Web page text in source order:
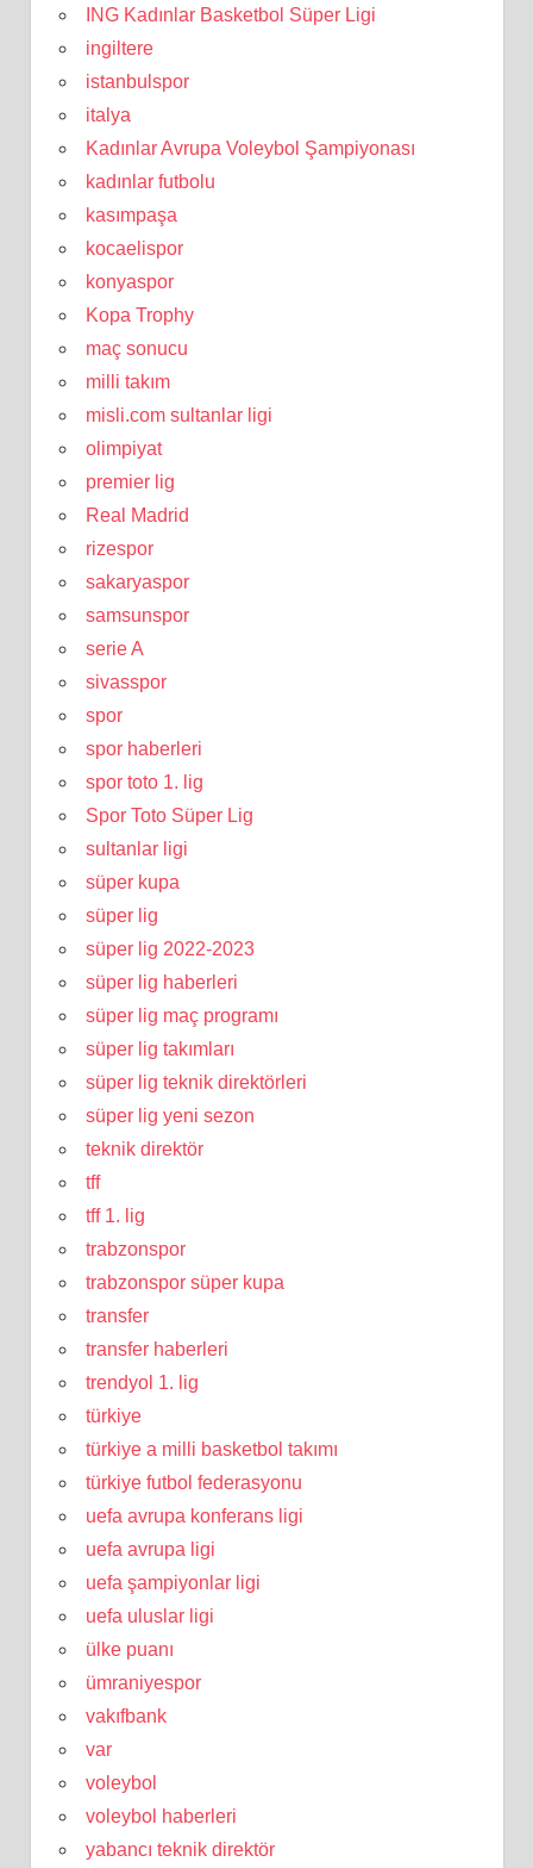
ING Kadınlar Basketbol Süper Ligi
ingiltere
istanbulspor
italya
Kadınlar Avrupa Voleybol Şampiyonası
kadınlar futbolu
kasımpaşa
kocaelispor
konyaspor
Kopa Trophy
maç sonucu
milli takım
misli.com sultanlar ligi
olimpiyat
premier lig
Real Madrid
rizespor
sakaryaspor
samsunspor
serie A
sivasspor
spor
spor haberleri
spor toto 1. lig
Spor Toto Süper Lig
sultanlar ligi
süper kupa
süper lig
süper lig 2022-2023
süper lig haberleri
süper lig maç programı
süper lig takımları
süper lig teknik direktörleri
süper lig yeni sezon
teknik direktör
tff
tff 1. lig
trabzonspor
trabzonspor süper kupa
transfer
transfer haberleri
trendyol 1. lig
türkiye
türkiye a milli basketbol takımı
türkiye futbol federasyonu
uefa avrupa konferans ligi
uefa avrupa ligi
uefa şampiyonlar ligi
uefa uluslar ligi
ülke puanı
ümraniyespor
vakıfbank
var
voleybol
voleybol haberleri
yabancı teknik direktör